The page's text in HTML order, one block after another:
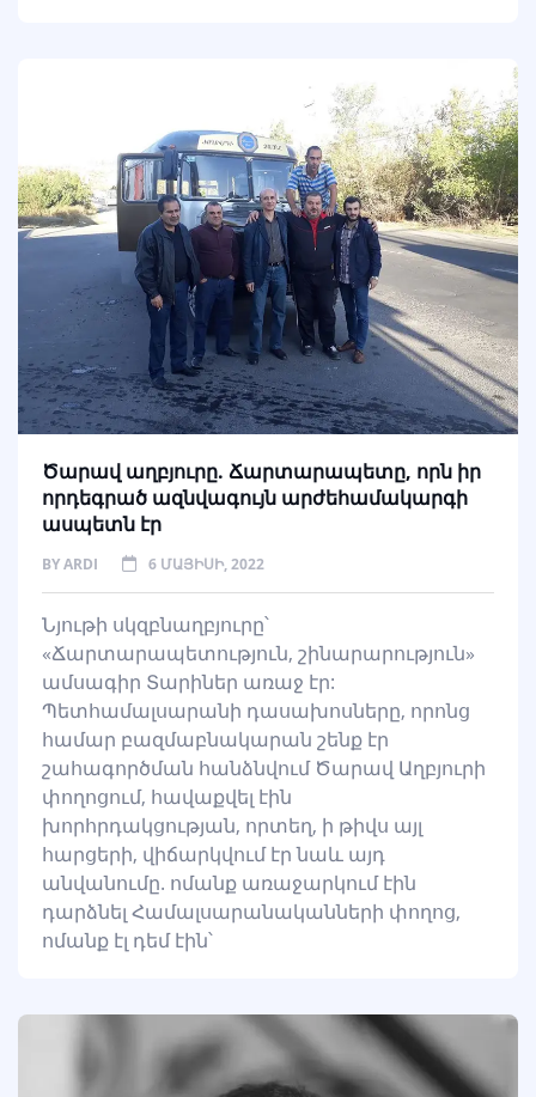
Ծարավ աղբյուրը. Ճարտարապետը, որն իր
որդեգրած ազնվագույն արժեհամակարգի
ասպետն էր
BYARDI 6 ՄԱՅԻՍԻ, 2022
Նյութի սկզբնաղբյուրը՝
«Ճարտարապետություն, շինարարություն»
ամսագիր Տարիներ առաջ էր:
Պետհամալսարանի դասախոսները, որոնց
համար բազմաբնակարան շենք էր
շահագործման հանձնվում Ծարավ Աղբյուրի
փողոցում, հավաքվել էին
խորհրդակցության, որտեղ, ի թիվս այլ
հարցերի, վիճարկվում էր նաև այդ
անվանումը. ոմանք առաջարկում էին
դարձնել Համալսարանականների փողոց,
ոմանք էլ դեմ էին՝